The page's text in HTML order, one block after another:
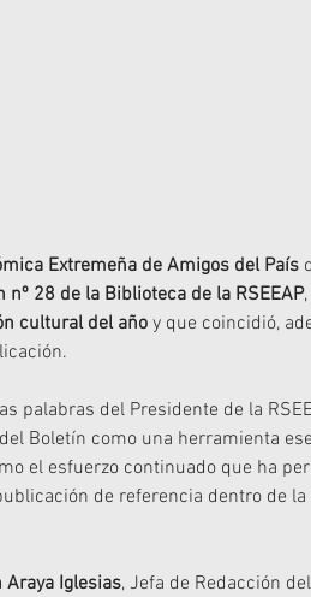
Extremeña de Amigos del País
nº 28 de la Biblioteca de la RSEEAP
cultural del año y que coincidió,
palabras del Presidente de la
Boletín como una herramienta
el esfuerzo continuado que ha
de referencia dentro de
Araya Iglesias, Jefa de Redacción